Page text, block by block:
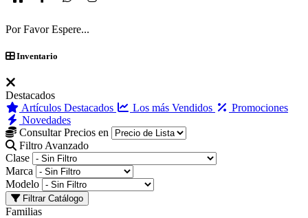
Por Favor Espere...
Inventario
Destacados
Artículos Destacados
Los más Vendidos
Promociones
Novedades
Consultar Precios en
Filtro Avanzado
Clase
Marca
Modelo
Filtrar Catálogo
Familias